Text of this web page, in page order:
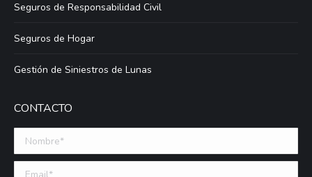
Seguros de Responsabilidad Civil
Seguros de Hogar
Gestión de Siniestros de Lunas
CONTACTO
Nombre *
Email (requerido)